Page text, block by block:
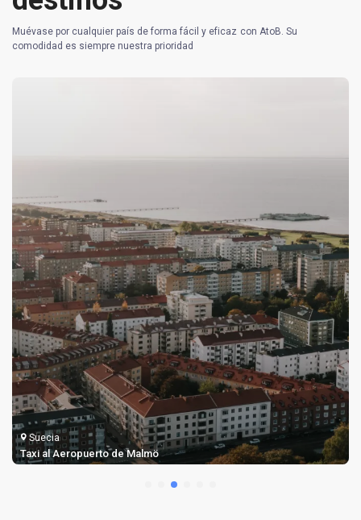
Muévase por cualquier país de forma fácil y eficaz con AtoB. Su
comodidad es siempre nuestra prioridad
Suecia
Taxi al Aeropuerto de Malmö